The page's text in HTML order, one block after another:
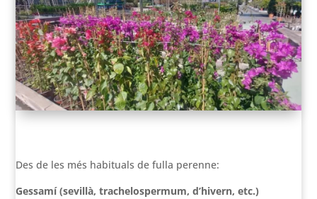
Des de les més habituals de fulla perenne:
Gessamí (sevillà, trachelospermum, d’hivern, etc.)